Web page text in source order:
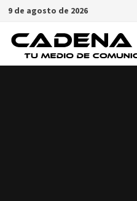
Saltar
contenido
9 de agosto de 2026